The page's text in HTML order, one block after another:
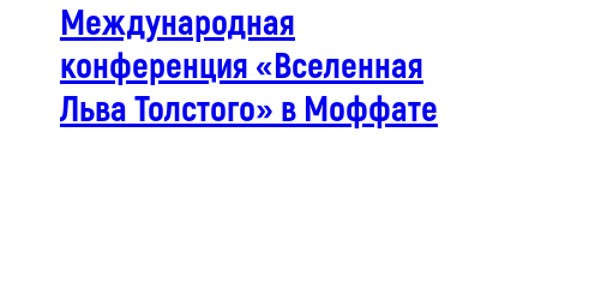
Международная
конференция «Вселенная
Льва Толстого» в Моффате